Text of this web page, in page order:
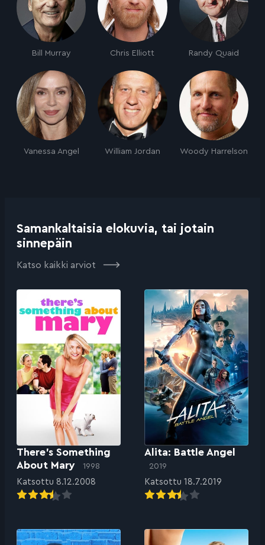
Bill Murray Chris Elliott Randy Quaid
Vanessa Angel William Jordan Woody Harrelson
Samankaltaisia elokuvia, tai jotain
sinnepäin
Katso kaikki arviot
There’s Something
About Mary
1998
Katsottu 8.12.2008
Alita: Battle Angel
2019
Katsottu 18.7.2019